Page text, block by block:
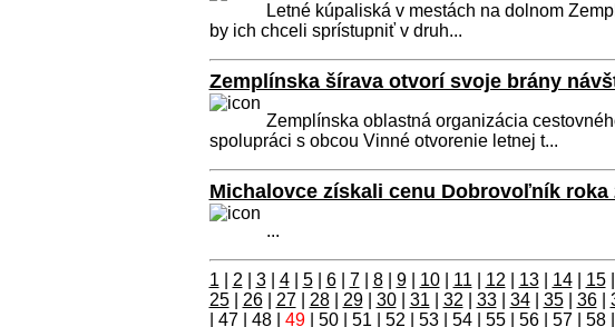
Letné kúpaliská v mestách na dolnom
by ich chceli sprístupniť v druh...
Zemplínska šírava otvorí svoje brány
Zemplínska oblastná organizácia
spolupráci s obcou Vinné otvorenie letnej t...
Michalovce získali cenu Dobrovoľník roka
...
1 2 3| 4| 5| 6| 7| 8| 9| 10| 11 12 13| 14| 15|
25| 26| 27| 28| 29| 30| 31 32 33| 34| 35| 36|
47| 48| 49| 50| 51 52 53| 54| 55| 56| 57| 58|